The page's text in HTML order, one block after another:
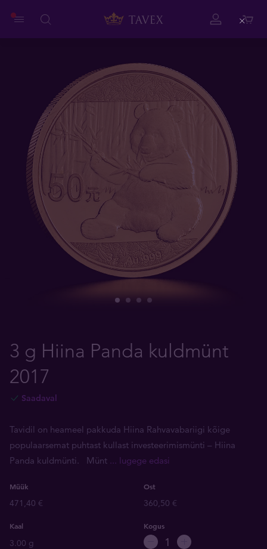
3 g Hiina Panda kuldmünt
2017
Saadaval
Tavidil on heameel pakkuda Hiina Rahvavabariigi kõige
populaarsemat puhtast kullast investeerimismünti – Hiina
Panda kuldmünti. Münt ... lugege edasi
Müük Ost
471,40 € 360,50 €
Kaal
3.00 g
Kogus
Close